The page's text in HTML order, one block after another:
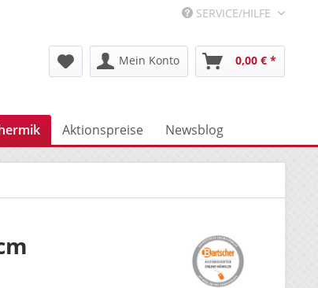
SERVICE/HILFE
Mein Konto 0,00 € *
Aktionspreise Newsblog